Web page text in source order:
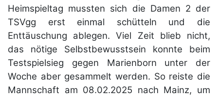
Heimspieltag mussten sich die Damen 2 der
TSVgg erst einmal schütteln und die
Enttäuschung ablegen. Viel Zeit blieb nicht,
das nötige Selbstbewusstsein konnte beim
Testspielsieg gegen Marienborn unter der
Woche aber gesammelt werden. So reiste die
Mannschaft am 08.02.2025 nach Mainz, um